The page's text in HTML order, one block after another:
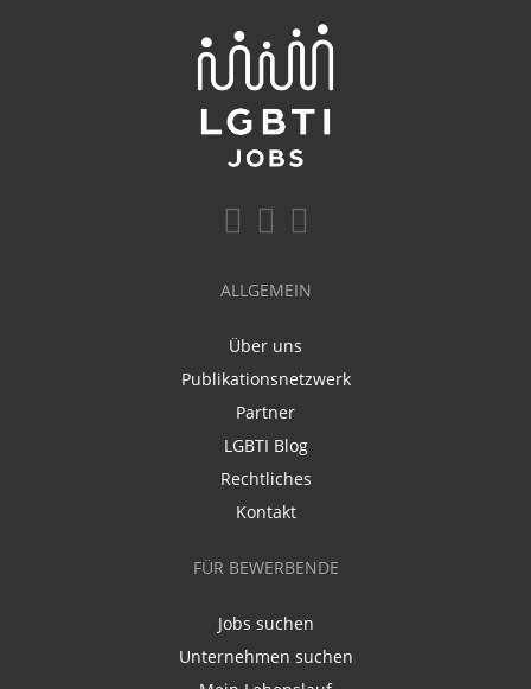
ALLGEMEIN
Über uns
Publikationsnetzwerk
Partner
LGBTI Blog
Rechtliches
Kontakt
FÜR BEWERBENDE
Jobs suchen
Unternehmen suchen